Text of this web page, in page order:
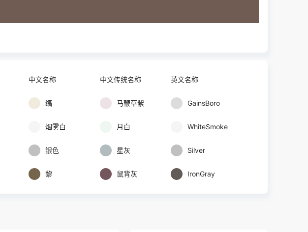
中文名称 中文传统名称 英文名称
缟 马鞭草紫 GainsBoro
烟雾白 月白 WhiteSmoke
银色 星灰 Silver
黎 鼠背灰 IronGray